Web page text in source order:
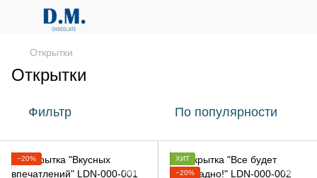
Открытки
Открытки
Фильтр По популярности
−20%
ХИТ
−20%